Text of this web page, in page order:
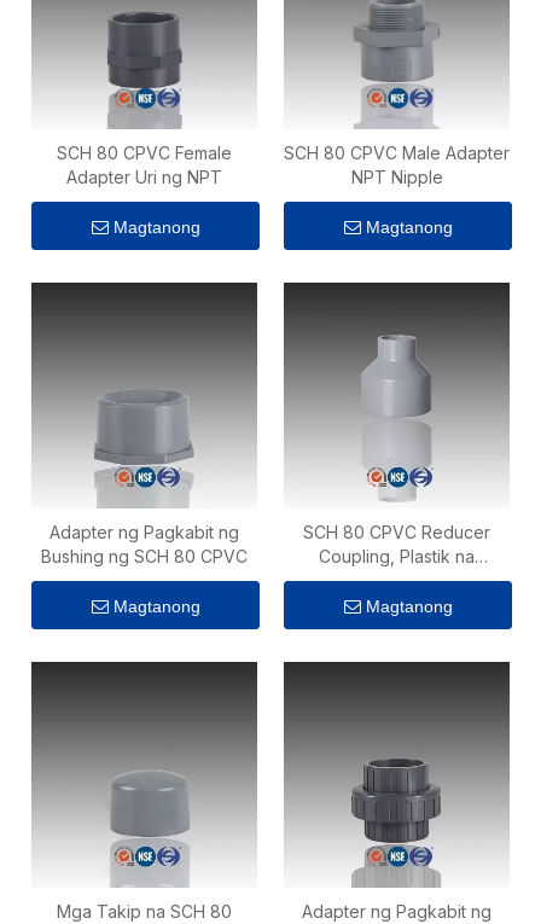
SCH 80 CPVC Female
Adapter Uri ng NPT
Magtanong
SCH 80 CPVC Male Adapter
NPT Nipple
Magtanong
Adapter ng Pagkabit ng
Bushing ng SCH 80 CPVC
Magtanong
SCH 80 CPVC Reducer
Coupling, Plastik na
Pagkakabit ng Pipa
Magtanong
Mga Takip na SCH 80
Adapter ng Pagkabit ng